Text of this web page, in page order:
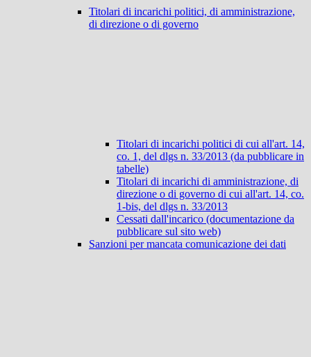
Titolari di incarichi politici, di amministrazione,
di direzione o di governo
Titolari di incarichi politici di cui all'art. 14,
co. 1, del dlgs n. 33/2013 (da pubblicare in
tabelle)
Titolari di incarichi di amministrazione, di
direzione o di governo di cui all'art. 14, co.
1-bis, del dlgs n. 33/2013
Cessati dall'incarico (documentazione da
pubblicare sul sito web)
Sanzioni per mancata comunicazione dei dati